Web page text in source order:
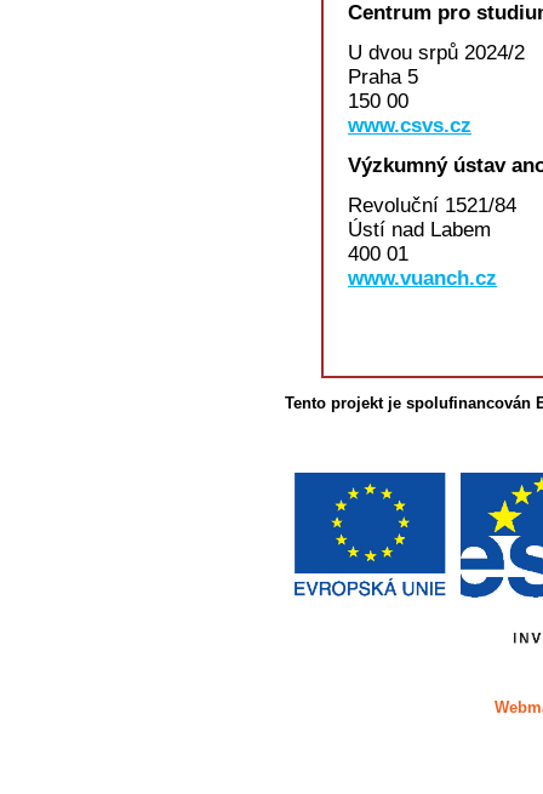
Centrum pro
U dvou srpů 2024/2
Praha 5
150 00
www.csvs.cz
Výzkumný ústav
Revoluční 1521/84
Ústí nad Labem
400 01
www.vuanch.cz
Tento projekt je spolufinancován